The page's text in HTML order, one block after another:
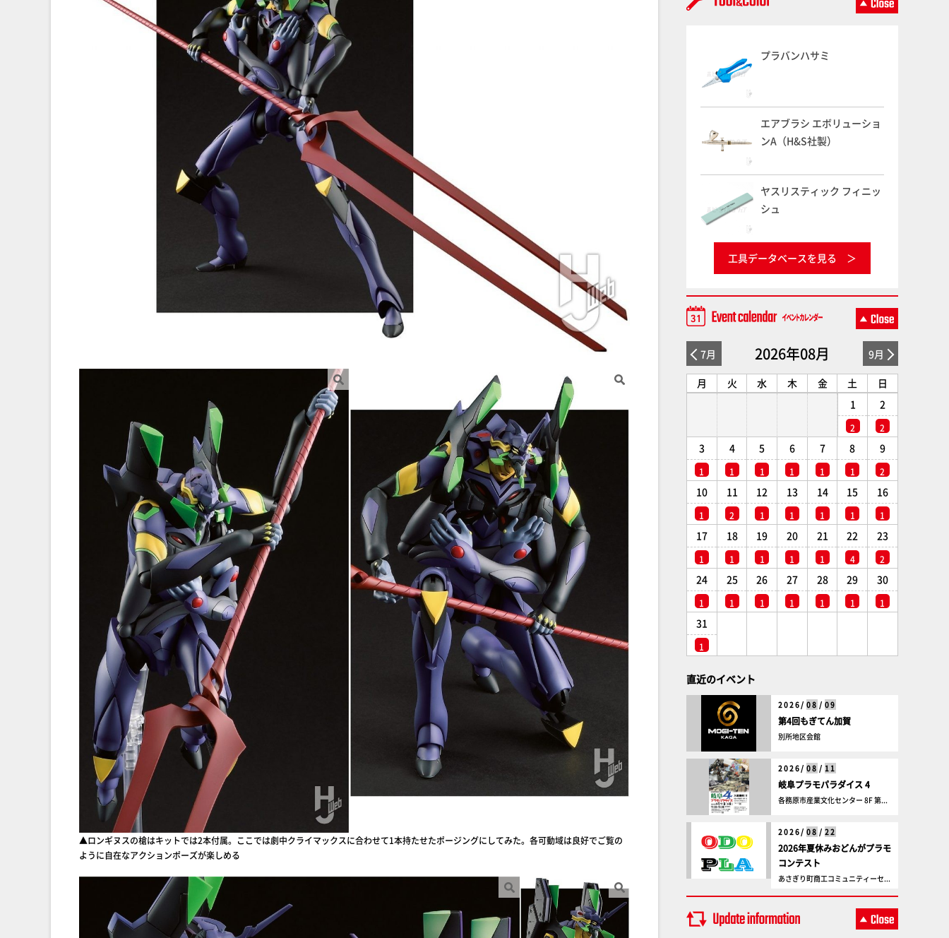
▲ロンギヌスの槍はキットでは2本付属。ここでは劇中クライマックスに合わせて1本持たせたポージングにしてみた。各可動域は良好でご覧の
ように自在なアクションポーズが楽しめる
プラバンハサミ
エアブラシ エボリューショ
ンA（H&S社製）
ヤスリスティック フィニッ
シュ
工具データベースを見る
7月 2026年08月 9月
月 火 水 木 金 土
日
1
2
2
2
3
1
4
1
5
1
6
1
7
1
8
1
9
2
10
1
11
2
12
1
13
1
14
1
15
1
16
1
17
1
18
1
19
1
20
1
21
1
22
4
23
2
24
1
25
1
26
1
27
1
28
1
29
1
30
1
31
1
直近のイベント
2026/ 08 / 09
第4回もぎてん加賀
別所地区会館
2026/ 08 / 11
岐阜プラモパラダイス 4
各務原市産業文化センター 8F 第...
2026/ 08 / 22
2026年夏休みおどんがプラモ
コンテスト
あさぎり町商工コミュニティーセ...